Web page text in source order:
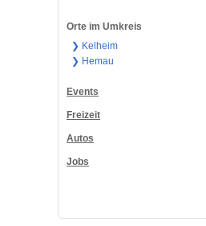
Orte im Umkreis
❯ Kelheim
❯ Hemau
Events
Freizeit
Autos
Jobs